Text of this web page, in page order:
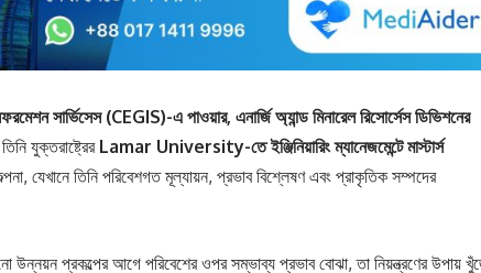
সার্ভিসেস (CEGIS)-এ পাওয়ার, এনার্জি অ্যান্ড মিনারেল রিসোর্সেস ডিভিশনের
যুক্তরাষ্ট্রের Lamar University-তে ইঞ্জিনিয়ারিং ম্যানেজমেন্টে মাস্টার্স
যেখানে তিনি পরিবেশগত মূল্যায়ন, প্রভাব বিশ্লেষণ এবং প্রাকৃতিক সম্পদের
প্রকল্পের আগে পরিবেশের ওপর সম্ভাব্য প্রভাব বোঝা, তা নিয়ন্ত্রণের উপায়